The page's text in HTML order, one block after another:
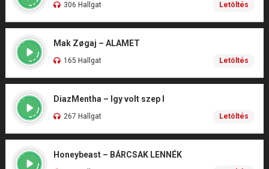
306 Hallgat Letöltés
Mak Zøgaj – ALAMET
165 Hallgat Letöltés
DiazMentha – Igy volt szep I
267 Hallgat Letöltés
Honeybeast – BÁRCSAK LENNÉK